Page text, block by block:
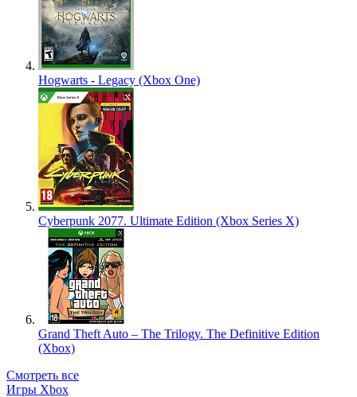
Hogwarts - Legacy (Xbox One)
Cyberpunk 2077. Ultimate Edition (Xbox Series X)
Grand Theft Auto – The Trilogy. The Definitive Edition
(Xbox)
Смотреть все
Игры Xbox